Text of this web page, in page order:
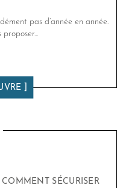
pas d’année en année.
COMMENT SÉCURISER